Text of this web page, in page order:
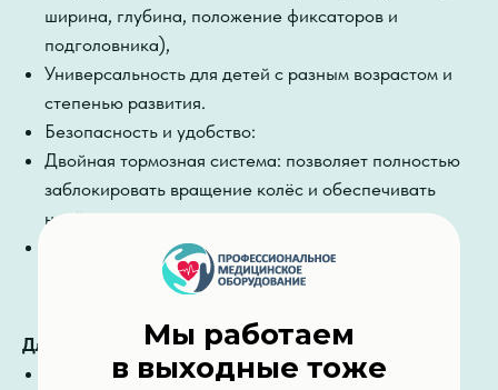
ширина, глубина, положение фиксаторов и
подголовника),
Универсальность для детей с разным возрастом и
степенью развития.
Безопасность и удобство:
Двойная тормозная система: позволяет полностью
заблокировать вращение колёс и обеспечивать
надёжную остановку ходунков,
Широкий диапазон регулировок для
индивидуального подбора конструкции.
Для кого подойдут
Для детей ростом от 90 до 140 см,
Мы работаем
в выходные тоже